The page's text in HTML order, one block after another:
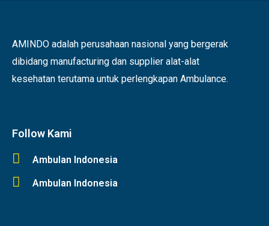
AMINDO adalah perusahaan nasional yang bergerak
dibidang manufacturing dan supplier alat-alat
kesehatan terutama untuk perlengkapan Ambulance.
Follow Kami
Ambulan Indonesia
Ambulan Indonesia